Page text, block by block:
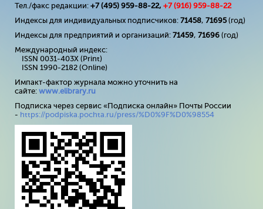
Тел./факс редакции: +7 (495) 959-88-22, +7 (916) 959-88-22
Индексы для индивидуальных подписчиков: 71458, 71695(год)
Индексы для предприятий и организаций: 71459, 71696 (год)
Международный индекс:
ISSN 0031-403X (Print)
ISSN 1990-2182 (Online)
Импакт-фактор журнала можно уточнить на
сайте: www.elibrary.ru
Подписка через сервис «Подписка онлайн» Почты России
- https://podpiska.pochta.ru/press/%D0%9F%D0%98554